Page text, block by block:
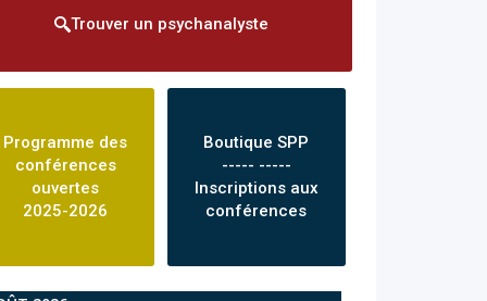
Trouver un psychanalyste
Programme des
conférences
ouvertes
2025-2026
Boutique SPP
----- -----
Inscriptions aux
conférences